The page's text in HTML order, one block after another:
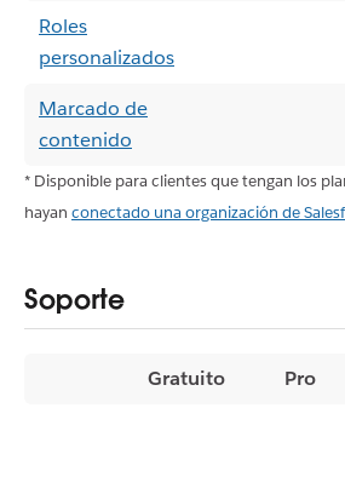
Roles
personalizados
Marcado de
contenido
* Disponible para clientes que tengan los
hayan conectado una organización de
Soporte
Gratuito Pro